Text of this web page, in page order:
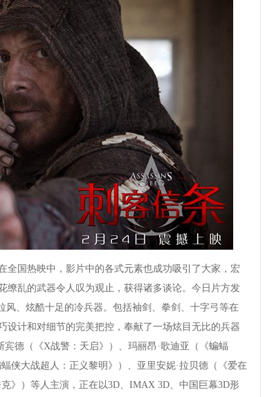
国热映中，影片中的各式元素也成功吸引了大家，宏
缭乱的武器令人叹为观止，获得诸多谈论。今日片方发
风、炫酷十足的冷兵器。包括袖剑、拳剑、十字弓等在
设计和对细节的完美把控，奉献了一场炫目无比的兵器
德（《X战警：天启》）、玛丽昂·歌迪亚（《蝙蝠
侠大战超人：正义黎明》）、亚里安妮·拉贝德（《爱在
》）等人主演，正在以3D、IMAX 3D、中国巨幕3D形